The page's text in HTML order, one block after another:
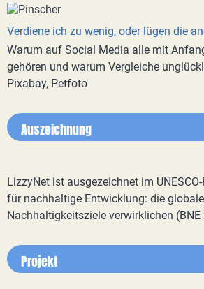
Verdiene ich zu wenig, oder lügen die
Warum auf Social Media alle mit
gehören und warum Vergleiche
Pixabay, Petfoto
Auszeichnung
LizzyNet ist ausgezeichnet im
für nachhaltige Entwicklung: die
Nachhaltigkeitsziele verwirklichen (BNE
Projekt